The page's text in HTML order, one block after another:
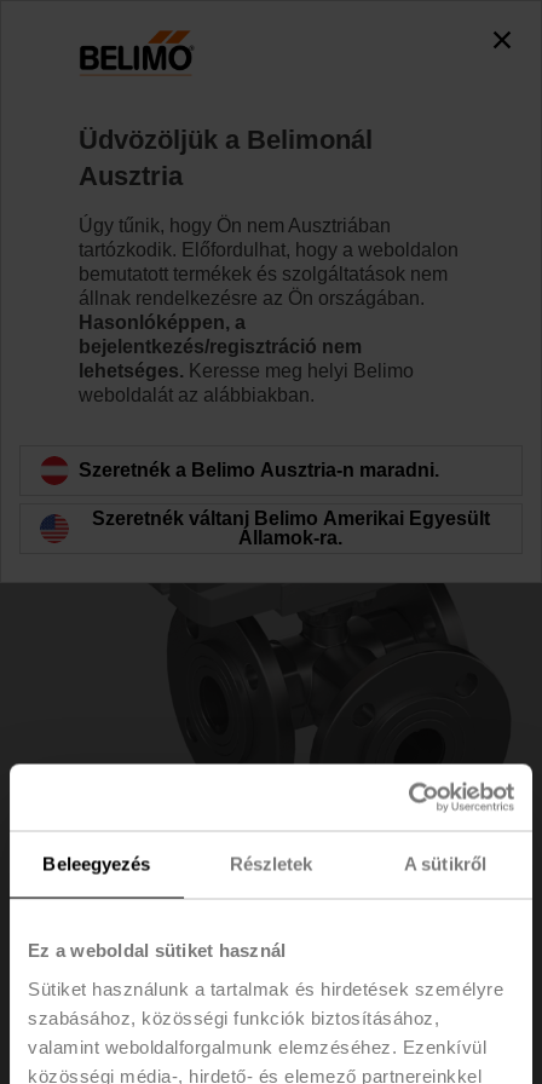
Beleegyezés Részletek A sütikről
Ez a weboldal sütiket használ
Sütiket használunk a tartalmak és hirdetések személyre
szabásához, közösségi funkciók biztosításához,
valamint weboldalforgalmunk elemzéséhez. Ezenkívül
közösségi média-, hirdető- és elemező partnereinkkel
R7040R16-B3/NR24A-SZ
Tudjon meg többet
Vissza a termékkategóriához
R7040R16-
B3/NR24A-SZ
Üdvözöljük a Belimonál
Ausztria
Úgy tűnik, hogy Ön nem Ausztriában
tartózkodik. Előfordulhat, hogy a weboldalon
bemutatott termékek és szolgáltatások nem
állnak rendelkezésre az Ön országában.
Hasonlóképpen, a
bejelentkezés/regisztráció nem
lehetséges. Keresse meg helyi Belimo
weboldalát az alábbiakban.
Szeretnék a Belimo Ausztria-n maradni.
Szeretnék váltani Belimo Amerikai Egyesült
Államok-ra.